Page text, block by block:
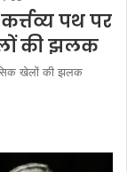
पथ पर
की झलक
खेलों की झलक